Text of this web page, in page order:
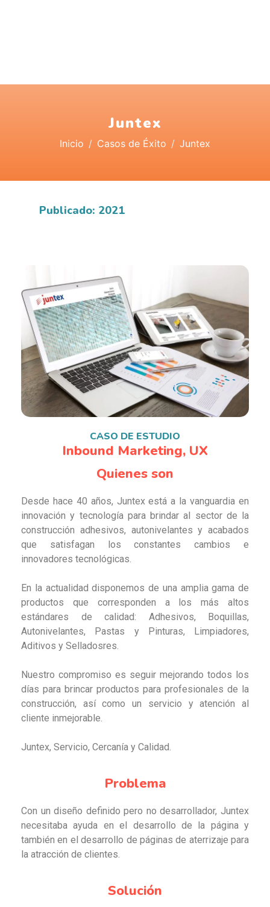
Juntex
Inicio Casos de Éxito Juntex
Publicado: 2021
CASO DE ESTUDIO
Inbound Marketing, UX
Quienes son
Desde hace 40 años, Juntex está a la vanguardia en
innovación y tecnología para brindar al sector de la
construcción adhesivos, autonivelantes y acabados
que satisfagan los constantes cambios e
innovadores tecnológicas.
En la actualidad disponemos de una amplia gama de
productos que corresponden a los más altos
estándares de calidad: Adhesivos, Boquillas,
Autonivelantes, Pastas y Pinturas, Limpiadores,
Aditivos y Selladosres.
Nuestro compromiso es seguir mejorando todos los
días para brincar productos para profesionales de la
construcción, así como un servicio y atención al
cliente inmejorable.
Juntex, Servicio, Cercanía y Calidad.
Problema
Con un diseño definido pero no desarrollador, Juntex
necesitaba ayuda en el desarrollo de la página y
también en el desarrollo de páginas de aterrizaje para
la atracción de clientes.
Solución